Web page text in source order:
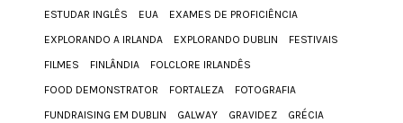
ESTUDAR INGLÊS
EUA
EXAMES DE PROFICIÊNCIA
EXPLORANDO A IRLANDA
EXPLORANDO DUBLIN
FESTIVAIS
FILMES
FINLÂNDIA
FOLCLORE IRLANDÊS
FOOD DEMONSTRATOR
FORTALEZA
FOTOGRAFIA
FUNDRAISING EM DUBLIN
GALWAY GRAVIDEZ
GRÉCIA